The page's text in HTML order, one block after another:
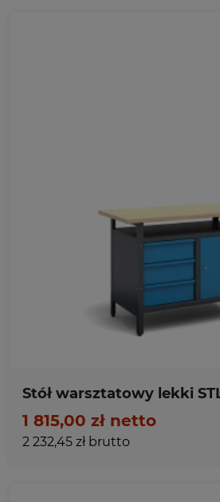
Ulubione
Stół warsztatowy lekki
1 815,00 zł netto
2 232,45 zł brutto